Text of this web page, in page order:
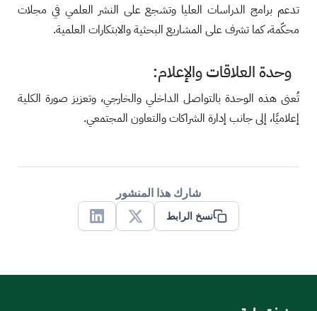
تدعم برامج الدراسات العليا وتشجع على النشر العلمي في مجلات
محكّمة، كما تشرف على المشاريع البحثية والابتكارات العلمية.
وحدة العلاقات والإعلام:
تُعنى هذه الوحدة بالتواصل الداخلي والخارجي، وتعزيز صورة الكلية
إعلاميًا، إلى جانب إدارة الشراكات والتعاون المجتمعي.
شارك هذا المنشور
نسخ الرابط
X
Linkedin